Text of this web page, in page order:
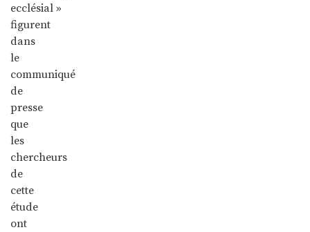
ecclésial »
figurent
dans
le
communiqué
de
presse
que
les
chercheurs
de
cette
étude
ont